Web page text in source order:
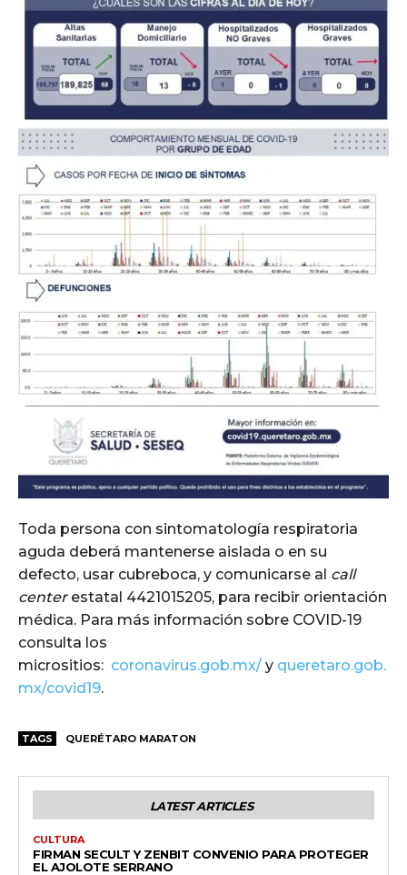
Toda persona con sintomatología respiratoria
aguda deberá mantenerse aislada o en su
defecto, usar cubreboca, y comunicarse al call
centerestatal 4421015205, para recibir orientación
médica. Para más información sobre COVID-19
consulta los
micrositios: coronavirus.gob.mx/ y queretaro.gob.
mx/covid19.
TAGS QUERÉTARO MARATON
LATEST ARTICLES
CULTURA
FIRMAN SECULT Y ZENBIT CONVENIO PARA PROTEGER
EL AJOLOTE SERRANO